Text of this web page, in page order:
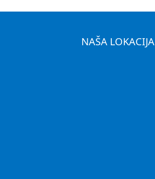
NAŠA LOKACIJA